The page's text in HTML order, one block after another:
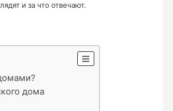
и за что отвечают.
дома